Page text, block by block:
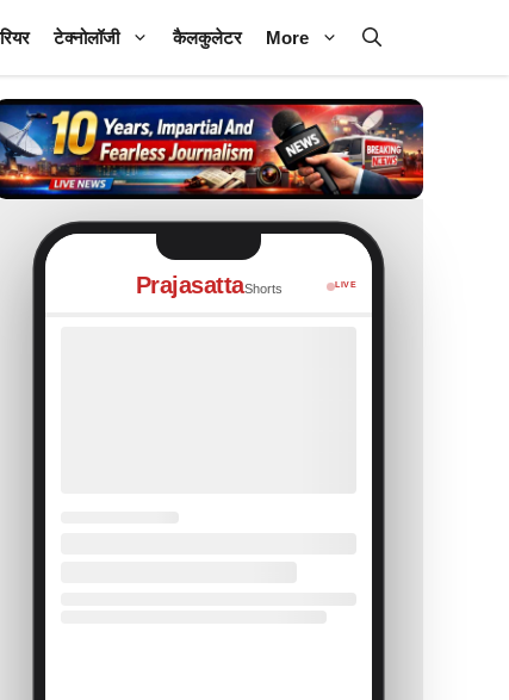
टेक्नोलॉजी कैलकुलेटर More
PrajasattaShorts LIVE